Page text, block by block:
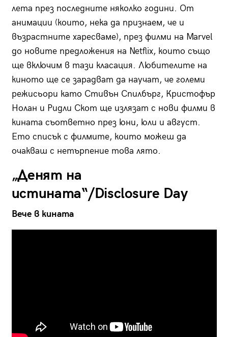
лета през последните няколко години. От
анимации (които, нека да признаем, че и
възрастните харесваме), през филми на Marvel
до новите предложения на Netflix, които също
ще включим в тази класация. Любителите на
киното ще се зарадват да научат, че големи
режисьори като Стивън Спилбърг, Кристофър
Нолан и Ридли Скот ще излязат с нови филми в
кината съответно през юни, юли и август.
Ето списък с филмите, които можеш да
очакваш с нетърпение това лято.
„Денят на
истината“/Disclosure Day
Вече в кината